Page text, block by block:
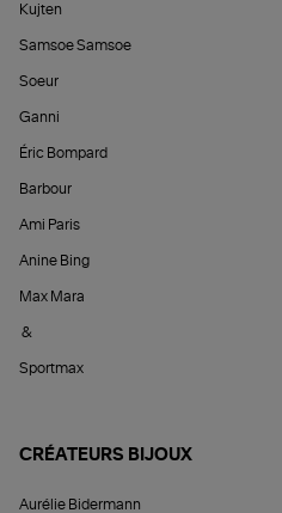
Kujten
Samsoe Samsoe
Soeur
Ganni
Éric Bompard
Barbour
Ami Paris
Anine Bing
Max Mara
&
Sportmax
CRÉATEURS BIJOUX
Aurélie Bidermann